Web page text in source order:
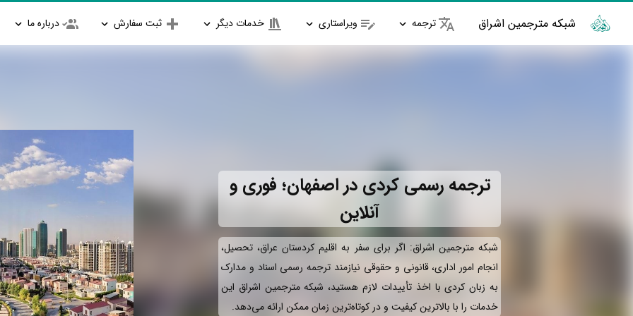
شبکه مترجمین اشراق ترجمه ویراستاری خدمات دیگر ثبت سفارش درباره ما
ترجمه رسمی کردی در اصفهان؛ فوری و
آنلاین
شبکه مترجمین اشراق: اگر برای سفر به اقلیم کردستان عراق، تحصیل،
انجام امور اداری، قانونی و حقوقی نیازمند ترجمه رسمی اسناد و مدارک
به زبان کردی با اخذ تأییدات لازم هستید، شبکه مترجمین اشراق این
خدمات را با بالاترین کیفیت و در کوتاه‌ترین زمان ممکن ارائه می‌دهد.